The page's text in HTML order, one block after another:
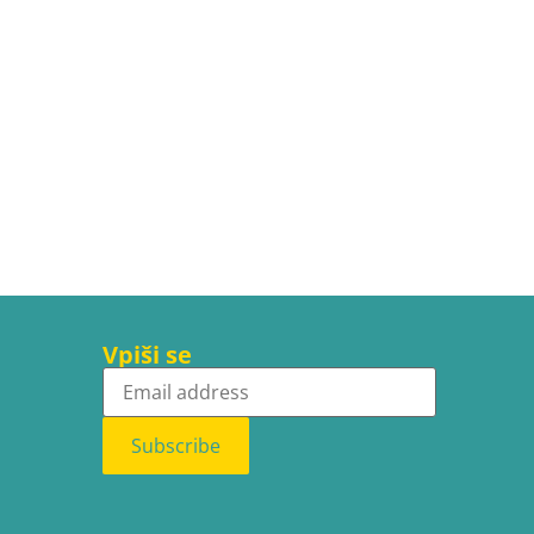
Vpiši se
Subscribe